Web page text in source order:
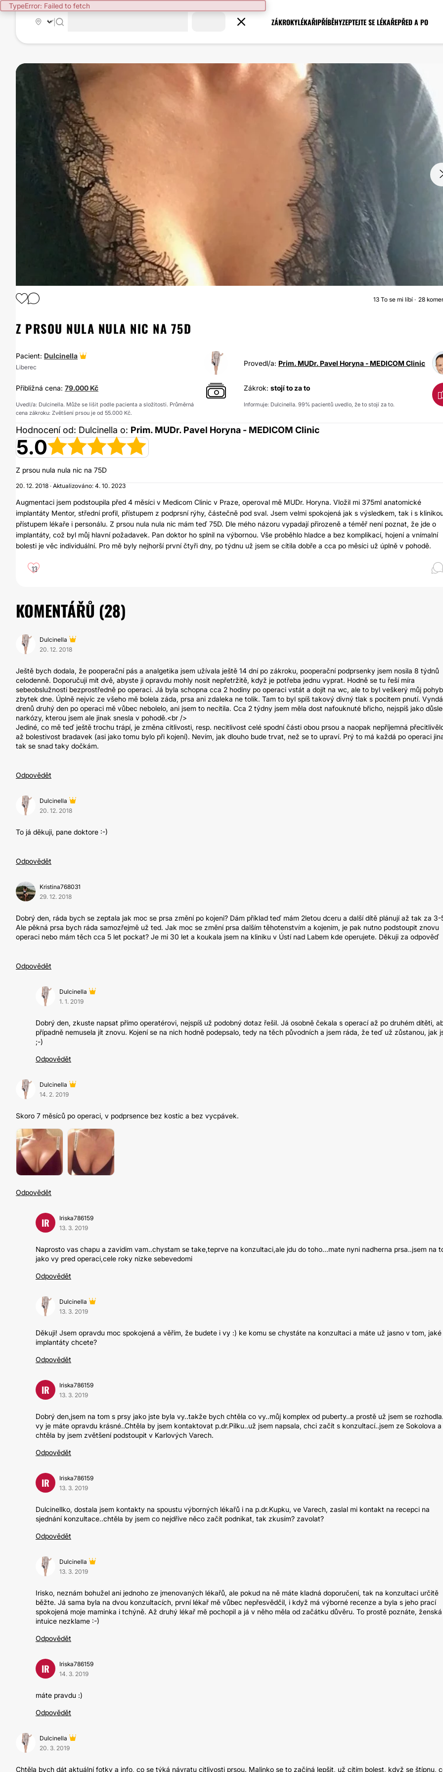
TypeError: Failed to fetch
ZÁKROKYLÉKAŘIPŘÍBĚHYZEPTEJTE SE LÉKAŘEPŘED A PO
ZVĚTŠENÍ
13 To se mi líbí 28
Z PRSOU NULA NULA NIC NA 75D
Pacient: Dulcinella
Liberec Provedl/a: Prim. MUDr. Pavel Horyna - MEDICOM Clinic
Přibližná cena: 79.000 Kč
Uvedl/a: Dulcinella. Může se lišit podle pacienta a složitosti. Průměrná
cena zákroku: Zvětšení prsou je od 55.000 Kč.
Zákrok: stojí to za to
Informuje: Dulcinella. 99% pacientů uvedlo, že to stojí za to.
Hodnocení od: Dulcinella o: Prim. MUDr. Pavel Horyna - MEDICOM Clinic
5.0
Z prsou nula nula nic na 75D
20. 12. 2018 · Aktualizováno: 4. 10. 2023
Augmentaci jsem podstoupila před 4 měsíci v Medicom Clinic v Praze, operoval mě MUDr. Horyna. Vložil mi 375ml anatomické
implantáty Mentor, střední profil, přístupem z podprsní rýhy, částečně pod sval. Jsem velmi spokojená jak s výsledkem, tak i s
přístupem lékaře i personálu. Z prsou nula nula nic mám teď 75D. Dle mého názoru vypadají přirozeně a téměř není poznat, že jde o
implantáty, což byl můj hlavní požadavek. Pan doktor ho splnil na výbornou. Vše proběhlo hladce a bez komplikací, hojení a vnímalní
bolesti je věc individuální. Pro mě byly nejhorší první čtyři dny, po týdnu už jsem se cítila dobře a cca po měsíci už úplně v pohodě.
13
KOMENTÁŘŮ (28)
Dulcinella
20. 12. 2018
Ještě bych dodala, že pooperační pás a analgetika jsem užívala ještě 14 dní po zákroku, pooperační podprsenky jsem nosila 8 týdnů
celodenně. Doporučuji mít dvě, abyste ji opravdu mohly nosit nepřetržitě, když je potřeba jednu vyprat. Hodně se tu řeší míra
sebeobslužnosti bezprostředně po operaci. Já byla schopna cca 2 hodiny po operaci vstát a dojít na wc, ale to byl veškerý můj
zbytek dne. Úplně nejvíc ze všeho mě bolela záda, prsa ani zdaleka ne tolik. Tam to byl spíš takový divný tlak s pocitem pnutí.
drenů druhý den po operaci mě vůbec nebolelo, ani jsem to necítila. Cca 2 týdny jsem měla dost nafouknuté břicho, nejspíš jako
narkózy, kterou jsem ale jinak snesla v pohodě.<br />
Jediné, co mě teď ještě trochu trápí, je změna citlivosti, resp. necitlivost celé spodní části obou prsou a naopak nepříjemná
až bolestivost bradavek (asi jako tomu bylo při kojení). Nevím, jak dlouho bude trvat, než se to upraví. Prý to má každá po operaci
tak se snad taky dočkám.
Odpovědět
Dulcinella
20. 12. 2018
To já děkuji, pane doktore :-)
Odpovědět
Kristina768031
29. 12. 2018
Dobrý den, ráda bych se zeptala jak moc se prsa změní po kojeni? Dám příklad teď mám 2letou dceru a další dítě plánují až tak za 3-
Ale pěkná prsa bych ráda samozřejmě už ted. Jak moc se změní prsa dalším těhotenstvím a kojenim, je pak nutno podstoupit znovu
operaci nebo mám těch cca 5 let pockat? Je mi 30 let a koukala jsem na kliniku v Ústí nad Labem kde operujete. Děkuji za odpověď
Odpovědět
Dulcinella
1. 1. 2019
Dobrý den, zkuste napsat přímo operatérovi, nejspíš už podobný dotaz řešil. Já osobně čekala s operací až po druhém dítěti,
případně nemusela jít znovu. Kojení se na nich hodně podepsalo, tedy na těch původních a jsem ráda, že teď už zůstanou, jak
;-)
Odpovědět
Dulcinella
14. 2. 2019
Skoro 7 měsíců po operaci, v podprsence bez kostic a bez vycpávek.
Odpovědět
IR
Iriska786159
13. 3. 2019
Naprosto vas chapu a zavidim vam..chystam se take,teprve na konzultaci,ale jdu do toho...mate nyni nadherna prsa..jsem na
jako vy pred operaci,cele roky nizke sebevedomi
Odpovědět
Dulcinella
13. 3. 2019
Děkuji! Jsem opravdu moc spokojená a věřím, že budete i vy :) ke komu se chystáte na konzultaci a máte už jasno v tom, jaké
implantáty chcete?
Odpovědět
IR
Iriska786159
13. 3. 2019
Dobrý den,jsem na tom s prsy jako jste byla vy..takže bych chtěla co vy..můj komplex od puberty..a prostě už jsem se
vy je máte opravdu krásné..Chtěla by jsem kontaktovat p.dr.Pilku..už jsem napsala, chci začít s konzultací..jsem ze Sokolova a
chtěla by jsem zvětšení podstoupit v Karlových Varech.
Odpovědět
IR
Iriska786159
13. 3. 2019
Dulcinellko, dostala jsem kontakty na spoustu výborných lékařů i na p.dr.Kupku, ve Varech, zaslal mi kontakt na recepci na
sjednání konzultace..chtěla by jsem co nejdříve něco začít podnikat, tak zkusím? zavolat?
Odpovědět
Dulcinella
13. 3. 2019
Irisko, neznám bohužel ani jednoho ze jmenovaných lékařů, ale pokud na ně máte kladná doporučení, tak na konzultaci určitě
běžte. Já sama byla na dvou konzultacích, první lékař mě vůbec nepřesvědčil, i když má výborné recenze a byla s jeho prací
spokojená moje maminka i tchýně. Až druhý lékař mě pochopil a já v něho měla od začátku důvěru. To prostě poznáte, ženská
intuice nezklame :-)
Odpovědět
IR
Iriska786159
14. 3. 2019
máte pravdu :)
Odpovědět
Dulcinella
20. 3. 2019
Chtěla bych dát aktuální fotky a info, co se týká návratu citlivosti prsou. Malinko se to začíná lepšit, už cítím bolest, když se štípnu,